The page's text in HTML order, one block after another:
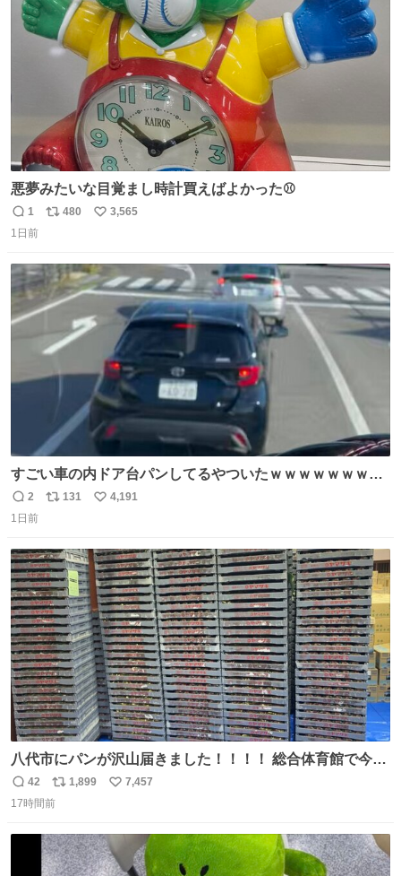
数
悪夢みたいな目覚まし時計買えばよかった⚾
返
信
1
リ
ト
数
480
い
数
3,565
1日前
すごい車の内ドア台パンしてるやついたｗｗｗｗｗｗｗｗ
ｗｗｗｗｗｗ
返
信
2
リ
ト
数
131
い
数
4,191
1日前
八代市にパンが沢山届きました！！！！ 総合体育館で今配
ってるそうなので、是非取りに行けそうな方は行ってみて
ください💪
返
信
42
リ
ポ
ト
数
1,899
い
数
7,457
17時間前